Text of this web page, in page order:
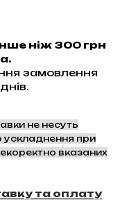
ніж 300 грн
замовлення
не несуть
ускладнення при
вказаних
та оплату